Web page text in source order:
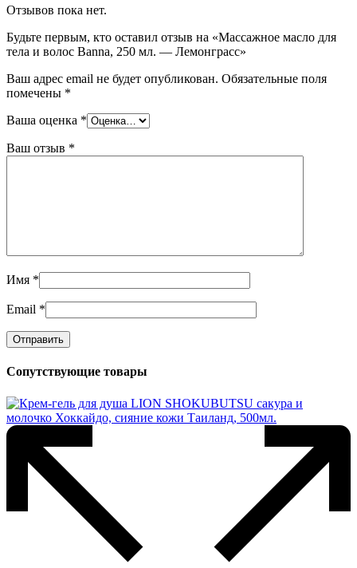
Отзывов пока нет.
Будьте первым, кто оставил отзыв на «Массажное масло для
тела и волос Banna, 250 мл. — Лемонграсс»
Ваш адрес email не будет опубликован. Обязательные поля
помечены *
Ваша оценка *
Ваш отзыв *
Имя *
Email *
Сопутствующие товары